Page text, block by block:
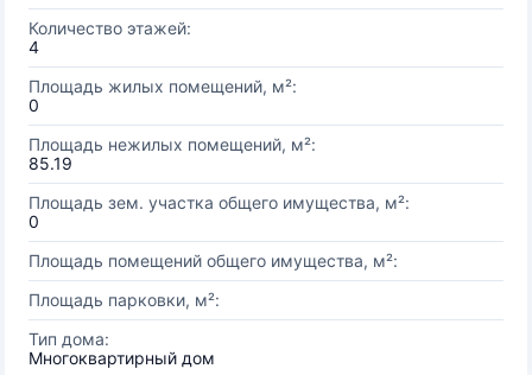
Количество этажей:
4
Площадь жилых помещений, м²:
0
Площадь нежилых помещений, м²:
85.19
Площадь зем. участка общего имущества, м²:
0
Площадь помещений общего имущества, м²:
Площадь парковки, м²:
Тип дома:
Многоквартирный дом